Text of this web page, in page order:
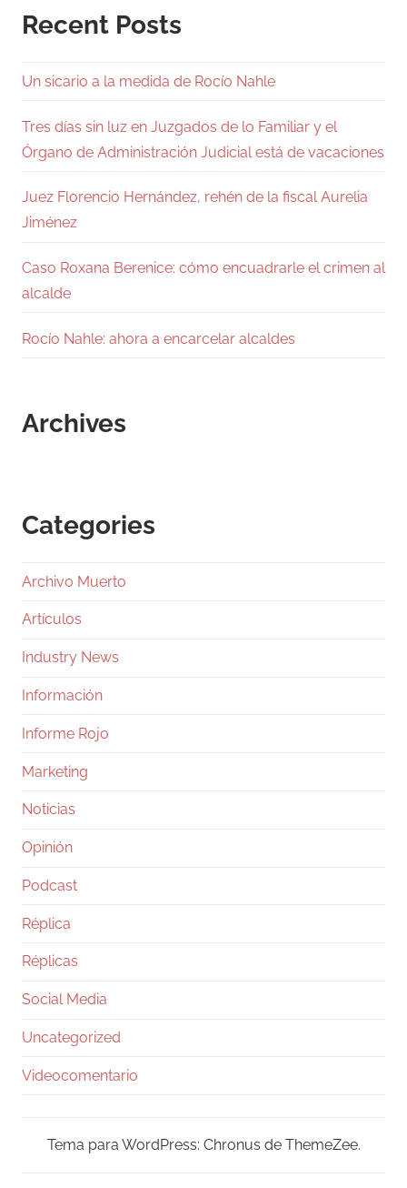
Recent Posts
Un sicario a la medida de Rocío Nahle
Tres días sin luz en Juzgados de lo Familiar y el
Órgano de Administración Judicial está de vacaciones
Juez Florencio Hernández, rehén de la fiscal Aurelia
Jiménez
Caso Roxana Berenice: cómo encuadrarle el crimen al
alcalde
Rocío Nahle: ahora a encarcelar alcaldes
Archives
Categories
Archivo Muerto
Artículos
Industry News
Información
Informe Rojo
Marketing
Noticias
Opinión
Podcast
Réplica
Réplicas
Social Media
Uncategorized
Videocomentario
Tema para WordPress: Chronus de ThemeZee.